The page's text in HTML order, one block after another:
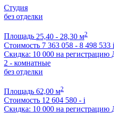
Студия
без отделки
Площадь 25,40 - 28,30 м2
Стоимость 7 363 058 - 8 498 533 i
Скидка: 10 000 на
2 - комнатные
без отделки
Площадь 62,00 м2
Стоимость 12 604 580 - i
Скидка: 10 000 на